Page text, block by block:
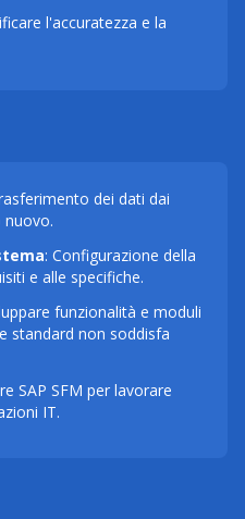
l'accuratezza e la
dei dati dai
nuovo.
: Configurazione della
e alle specifiche.
funzionalità e moduli
standard non soddisfa
SAP SFM per lavorare
IT.